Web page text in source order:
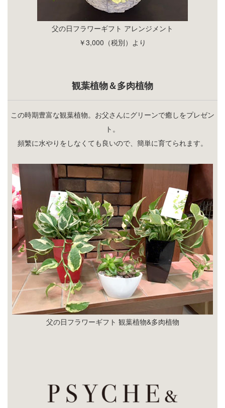
父の日フラワーギフト アレンジメント
￥3,000（税別）より
観葉植物＆多肉植物
この時期豊富な観葉植物。お父さんにグリーンで癒しをプレゼン
ト。
頻繁に水やりをしなくても良いので、簡単に育てられます。
父の日フラワーギフト 観葉植物&多肉植物